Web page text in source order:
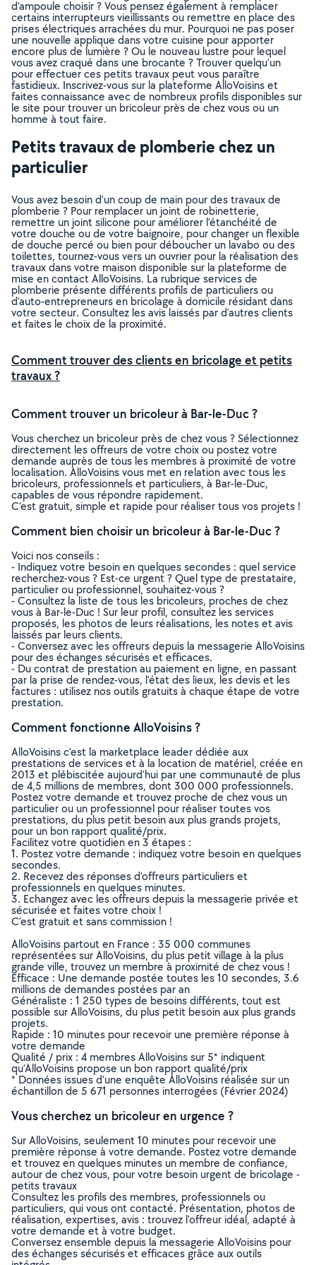
d’ampoule choisir ? Vous pensez également à remplacer
certains interrupteurs vieillissants ou remettre en place des
prises électriques arrachées du mur. Pourquoi ne pas poser
une nouvelle applique dans votre cuisine pour apporter
encore plus de lumière ? Ou le nouveau lustre pour lequel
vous avez craqué dans une brocante ? Trouver quelqu’un
pour effectuer ces petits travaux peut vous paraître
fastidieux. Inscrivez-vous sur la plateforme AlloVoisins et
faites connaissance avec de nombreux profils disponibles sur
le site pour trouver un bricoleur près de chez vous ou un
homme à tout faire.
Petits travaux de plomberie chez un
particulier
Vous avez besoin d’un coup de main pour des travaux de
plomberie ? Pour remplacer un joint de robinetterie,
remettre un joint silicone pour améliorer l’étanchéité de
votre douche ou de votre baignoire, pour changer un flexible
de douche percé ou bien pour déboucher un lavabo ou des
toilettes, tournez-vous vers un ouvrier pour la réalisation des
travaux dans votre maison disponible sur la plateforme de
mise en contact AlloVoisins. La rubrique services de
plomberie présente différents profils de particuliers ou
d’auto-entrepreneurs en bricolage à domicile résidant dans
votre secteur. Consultez les avis laissés par d’autres clients
et faites le choix de la proximité.
Comment trouver des clients en bricolage et petits
travaux ?
Comment trouver un bricoleur à Bar-le-Duc ?
Vous cherchez un bricoleur près de chez vous ? Sélectionnez
directement les offreurs de votre choix ou postez votre
demande auprès de tous les membres à proximité de votre
localisation. AlloVoisins vous met en relation avec tous les
bricoleurs, professionnels et particuliers, à Bar-le-Duc,
capables de vous répondre rapidement.
C’est gratuit, simple et rapide pour réaliser tous vos projets !
Comment bien choisir un bricoleur à Bar-le-Duc ?
Voici nos conseils :
- Indiquez votre besoin en quelques secondes : quel service
recherchez-vous ? Est-ce urgent ? Quel type de prestataire,
particulier ou professionnel, souhaitez-vous ?
- Consultez la liste de tous les bricoleurs, proches de chez
vous à Bar-le-Duc ! Sur leur profil, consultez les services
proposés, les photos de leurs réalisations, les notes et avis
laissés par leurs clients.
- Conversez avec les offreurs depuis la messagerie AlloVoisins
pour des échanges sécurisés et efficaces.
- Du contrat de prestation au paiement en ligne, en passant
par la prise de rendez-vous, l’état des lieux, les devis et les
factures : utilisez nos outils gratuits à chaque étape de votre
prestation.
Comment fonctionne AlloVoisins ?
AlloVoisins c’est la marketplace leader dédiée aux
prestations de services et à la location de matériel, créée en
2013 et plébiscitée aujourd’hui par une communauté de plus
de 4,5 millions de membres, dont 300 000 professionnels.
Postez votre demande et trouvez proche de chez vous un
particulier ou un professionnel pour réaliser toutes vos
prestations, du plus petit besoin aux plus grands projets,
pour un bon rapport qualité/prix.
Facilitez votre quotidien en 3 étapes :
1. Postez votre demande : indiquez votre besoin en quelques
secondes.
2. Recevez des réponses d’offreurs particuliers et
professionnels en quelques minutes.
3. Echangez avec les offreurs depuis la messagerie privée et
sécurisée et faites votre choix !
C’est gratuit et sans commission !
AlloVoisins partout en France : 35 000 communes
représentées sur AlloVoisins, du plus petit village à la plus
grande ville, trouvez un membre à proximité de chez vous !
Efficace : Une demande postée toutes les 10 secondes, 3.6
millions de demandes postées par an
Généraliste : 1 250 types de besoins différents, tout est
possible sur AlloVoisins, du plus petit besoin aux plus grands
projets.
Rapide : 10 minutes pour recevoir une première réponse à
votre demande
Qualité / prix : 4 membres AlloVoisins sur 5* indiquent
qu’AlloVoisins propose un bon rapport qualité/prix
* Données issues d’une enquête AlloVoisins réalisée sur un
échantillon de 5 671 personnes interrogées (Février 2024)
Vous cherchez un bricoleur en urgence ?
Sur AlloVoisins, seulement 10 minutes pour recevoir une
première réponse à votre demande. Postez votre demande
et trouvez en quelques minutes un membre de confiance,
autour de chez vous, pour votre besoin urgent de bricolage -
petits travaux
Consultez les profils des membres, professionnels ou
particuliers, qui vous ont contacté. Présentation, photos de
réalisation, expertises, avis : trouvez l'offreur idéal, adapté à
votre demande et à votre budget.
Conversez ensemble depuis la messagerie AlloVoisins pour
des échanges sécurisés et efficaces grâce aux outils